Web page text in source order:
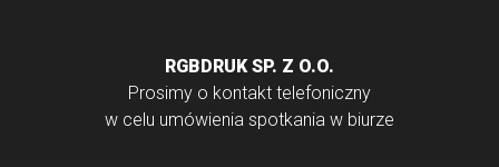
RGBDRUK SP. Z O.O.
Prosimy o kontakt telefoniczny
w celu umówienia spotkania w biurze